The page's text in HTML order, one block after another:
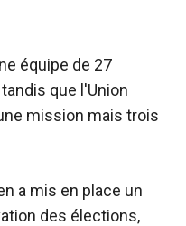
équipe de 27
que l'Union
mission mais trois
a mis en place un
des élections,